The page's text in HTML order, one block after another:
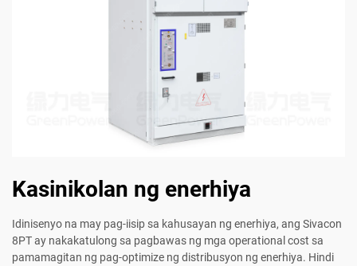
Kasinikolan ng enerhiya
Idinisenyo na may pag-iisip sa kahusayan ng enerhiya, ang Sivacon
8PT ay nakakatulong sa pagbawas ng mga operational cost sa
pamamagitan ng pag-optimize ng distribusyon ng enerhiya. Hindi